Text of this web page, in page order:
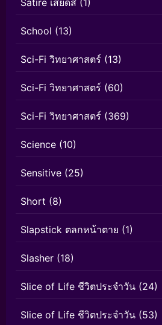
School (13)
Sci-Fi วิทยาศาสตร์ (13)
Sci-Fi วิทยาศาสตร์ (60)
Sci-Fi วิทยาศาสตร์ (369)
Science (10)
Sensitive (25)
Short (8)
Slapstick ตลกหน้าตาย (1)
Slasher (18)
Slice of Life ชีวิตประจำวัน (24)
Slice of Life ชีวิตประจำวัน (53)